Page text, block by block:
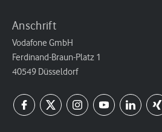
Anschrift
Vodafone GmbH
Ferdinand-Braun-Platz 1
40549 Düsseldorf